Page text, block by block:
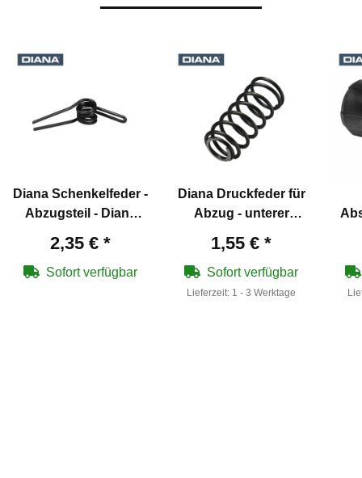
Diana Schenkelfeder -
Abzugsteil - Diana
30318300
2,35 € *
Sofort verfügbar
Diana Druckfeder für
Abzug - unterer
Artikelnummer
30035000
1,55 € *
Sofort verfügbar
Lieferzeit: 1 - 3 Werktage